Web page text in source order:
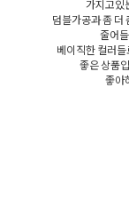
가지고있
덤블가공과 좀 더
줄어
베이직한 컬러
좋은 상품
좋아